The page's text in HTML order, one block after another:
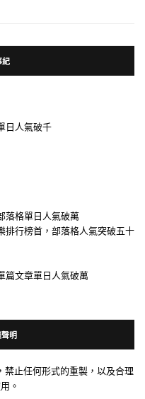
紀
日人氣破千
落格單日人氣破萬
排行榜首，部落格人氣突破五十
篇文章單日人氣破萬
明
禁止任何形式的重製，以及合理
。